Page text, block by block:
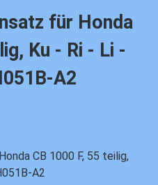
für Honda
Ku - Ri - Li -
A2